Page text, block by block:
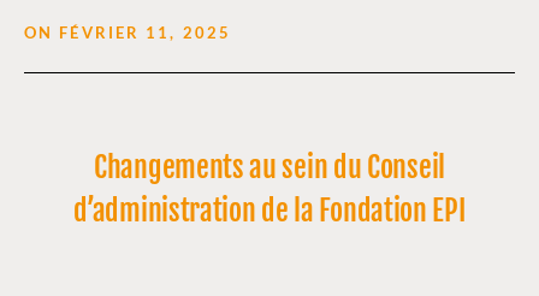
ON FÉVRIER 11, 2025
Changements au sein du Conseil
d’administration de la Fondation EPI